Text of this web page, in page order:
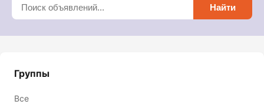
Найти
Группы
Все